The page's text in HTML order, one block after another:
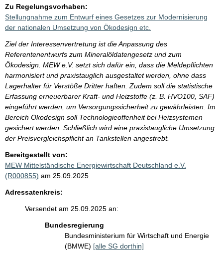
Zu Regelungsvorhaben:
Stellungnahme zum Entwurf eines Gesetzes zur Modernisierung
der nationalen Umsetzung von Ökodesign etc.
Ziel der Interessenvertretung ist die Anpassung des
Referentenentwurfs zum Mineralöldatengesetz und zum
Ökodesign. MEW e.V. setzt sich dafür ein, dass die Meldepflichten
harmonisiert und praxistauglich ausgestaltet werden, ohne dass
Lagerhalter für Verstöße Dritter haften. Zudem soll die statistische
Erfassung erneuerbarer Kraft- und Heizstoffe (z. B. HVO100, SAF)
eingeführt werden, um Versorgungssicherheit zu gewährleisten. Im
Bereich Ökodesign soll Technologieoffenheit bei Heizsystemen
gesichert werden. Schließlich wird eine praxistaugliche Umsetzung
der Preisvergleichspflicht an Tankstellen angestrebt.
Bereitgestellt von:
MEW Mittelständische Energiewirtschaft Deutschland e.V.
(R000855) am 25.09.2025
Adressatenkreis:
Versendet am 25.09.2025 an:
Bundesregierung
Bundesministerium für Wirtschaft und Energie
(BMWE) [alle SG dorthin]